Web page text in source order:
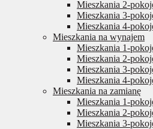
Mieszkania 2-
Mieszkania 3-
Mieszkania 4-
Mieszkania na wynajem
Mieszkania 1-
Mieszkania 2-
Mieszkania 3-
Mieszkania 4-
Mieszkania na zamianę
Mieszkania 1-
Mieszkania 2-
Mieszkania 3-